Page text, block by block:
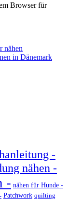
Browser für
nähen
in Dänemark
-
nähen -
- nähen für Hunde -
Patchwork quilting